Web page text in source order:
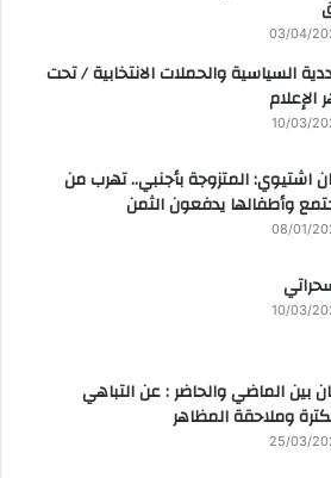
03/04/
السياسية والحملات الانتخابية / تحت
الإعلام
10/03/
اشتيوي: المتزوجة بأجنبي.. تهرب من
وأطفالها يدفعون الثمن
08/01/
10/03/
بين الماضي والحاضر : عن التباهي
وملاحقة المظاهر
25/03/